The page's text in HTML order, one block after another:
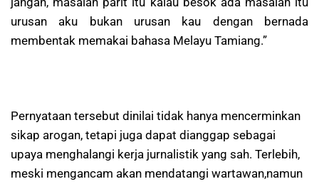
urusan aku bukan urusan kau dengan bernada
membentak memakai bahasa Melayu Tamiang.”
Pernyataan tersebut dinilai tidak hanya mencerminkan
sikap arogan, tetapi juga dapat dianggap sebagai
upaya menghalangi kerja jurnalistik yang sah. Terlebih,
meski mengancam akan mendatangi wartawan,namun